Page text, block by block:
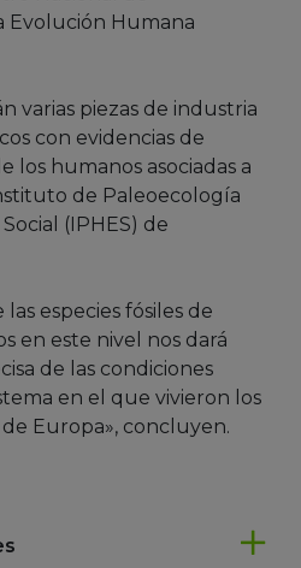
Evolución Humana
varias piezas de industria
con evidencias de
los humanos asociadas a
de Paleoecología
(IPHES) de
especies fósiles de
en este nivel nos dará
de las condiciones
en el que vivieron los
Europa», concluyen.